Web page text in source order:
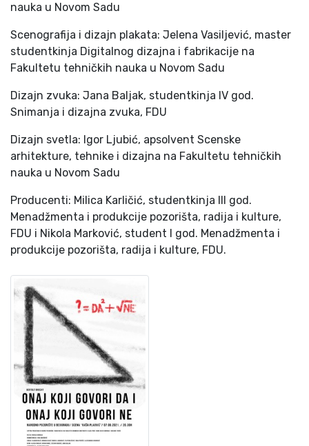
nauka u Novom Sadu
Scenografija i dizajn plakata: Jelena Vasiljević, master
studentkinja Digitalnog dizajna i fabrikacije na
Fakultetu tehničkih nauka u Novom Sadu
Dizajn zvuka: Jana Baljak, studentkinja IV god.
Snimanja i dizajna zvuka, FDU
Dizajn svetla: Igor Ljubić, apsolvent Scenske
arhitekture, tehnike i dizajna na Fakultetu tehničkih
nauka u Novom Sadu
Producenti: Milica Karličić, studentkinja III god.
Menadžmenta i produkcije pozorišta, radija i kulture,
FDU i Nikola Marković, student I god. Menadžmenta i
produkcije pozorišta, radija i kulture, FDU.